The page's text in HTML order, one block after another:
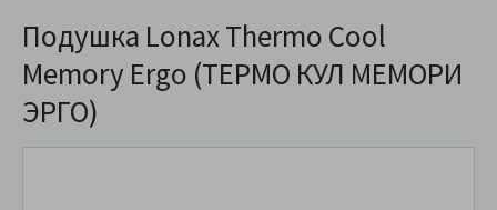
Подушка Lonax Thermo Cool
Memory Ergo (ТЕРМО КУЛ МЕМОРИ
ЭРГО)